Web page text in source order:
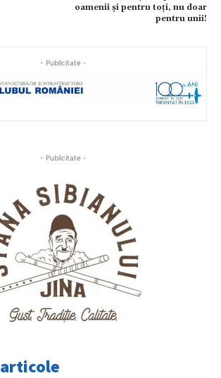
oamenii și pentru toți, nu doar
pentru unii!
- Publicitate -
- Publicitate -